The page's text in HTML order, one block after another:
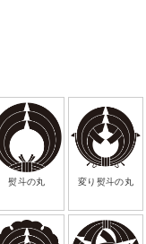
熨斗の丸 変り熨斗の丸